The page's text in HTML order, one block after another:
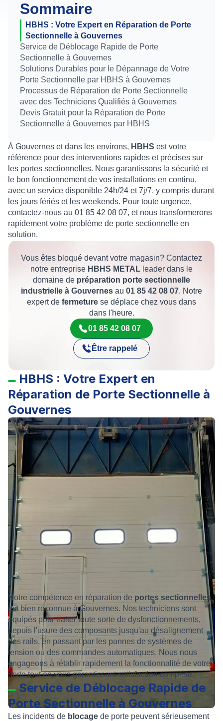
Sommaire
HBHS : Votre Expert en Réparation de Porte
Sectionnelle à Gouvernes
Service de Déblocage Rapide de Porte
Sectionnelle à Gouvernes
Solutions Durables pour le Dépannage de Votre
Porte Sectionnelle par HBHS à Gouvernes
Processus de Réparation de Porte Sectionnelle
avec des Techniciens Qualifiés à Gouvernes
Devis Gratuit pour la Réparation de Porte
Sectionnelle à Gouvernes par HBHS
À Gouvernes et dans les environs, HBHS est votre
référence pour des interventions rapides et précises sur
les portes sectionnelles. Nous garantissons la sécurité et
le bon fonctionnement de vos installations en continu,
avec un service disponible 24h/24 et 7j/7, y compris durant
les jours fériés et les weekends. Pour toute urgence,
contactez-nous au 01 85 42 08 07, et nous transformerons
rapidement votre problème de porte sectionnelle en
solution.
Vous êtes bloqué devant votre magasin? Contactez
notre entreprise HBHS METAL leader dans le
domaine de préparation porte sectionnelle
industrielle à Gouvernes au 01 85 42 08 07. Notre
expert de fermeture se déplace chez vous dans
dans l'heure.
01 85 42 08 07
Être rappelé
HBHS : Votre Expert en
Réparation de Porte Sectionnelle à
Gouvernes
Notre compétence en réparation de portes sectionnelles
est bien reconnue à Gouvernes. Nos techniciens sont
équipés pour traiter toute sorte de dysfonctionnements,
depuis l'usure des composants jusqu'au désalignement
des rails, en passant par les pannes de systèmes de
tension ou des commandes automatiques. Nous nous
engageons à rétablir rapidement la fonctionnalité de votre
porte tout en vous garantissant satisfaction complète.
Service de Déblocage Rapide de
Porte Sectionnelle à Gouvernes
Les incidents de blocage de porte peuvent sérieusement